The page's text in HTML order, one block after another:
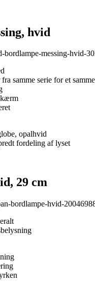
hvid
messing-hvid-
samme serie for et
opalhvid
fordeling af lyset
29 cm
bordlampe-hvid-